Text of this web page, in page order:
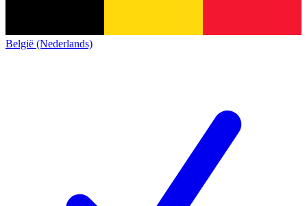
België (Nederlands)